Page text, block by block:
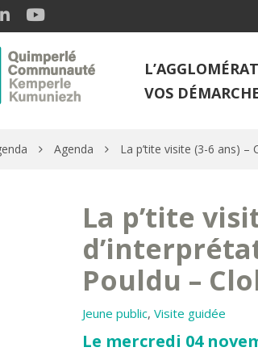
compte Facebook
vers le compte Instagram
Lien vers le compte Linkedin
VOS
Agenda La p’tite visite (3-6 ans) –
La p’tite
Pouldu –
Jeune public, Visite guidée
Le mercredi 04